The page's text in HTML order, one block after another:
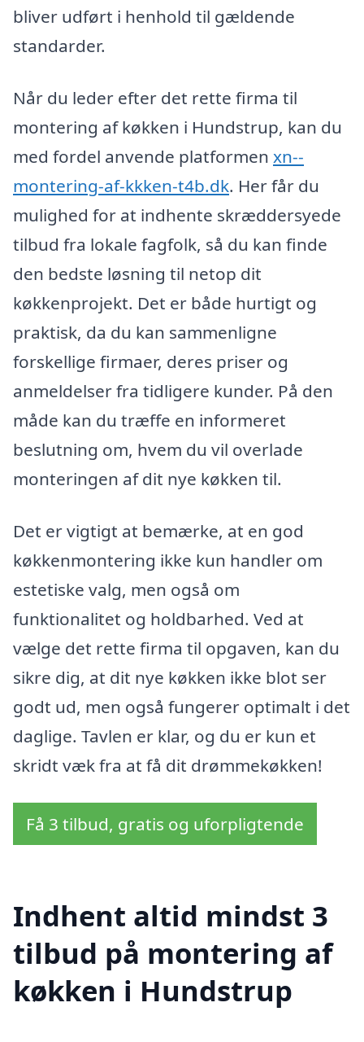
bliver udført i henhold til gældende
standarder.
Når du leder efter det rette firma til
montering af køkken i Hundstrup, kan du
med fordel anvende platformen xn--
montering-af-kkken-t4b.dk. Her får du
mulighed for at indhente skræddersyede
tilbud fra lokale fagfolk, så du kan finde
den bedste løsning til netop dit
køkkenprojekt. Det er både hurtigt og
praktisk, da du kan sammenligne
forskellige firmaer, deres priser og
anmeldelser fra tidligere kunder. På den
måde kan du træffe en informeret
beslutning om, hvem du vil overlade
monteringen af dit nye køkken til.
Det er vigtigt at bemærke, at en god
køkkenmontering ikke kun handler om
estetiske valg, men også om
funktionalitet og holdbarhed. Ved at
vælge det rette firma til opgaven, kan du
sikre dig, at dit nye køkken ikke blot ser
godt ud, men også fungerer optimalt i det
daglige. Tavlen er klar, og du er kun et
skridt væk fra at få dit drømmekøkken!
Få 3 tilbud, gratis og uforpligtende
Indhent altid mindst 3
tilbud på montering af
køkken i Hundstrup